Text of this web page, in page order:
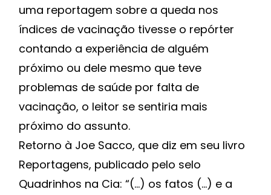
uma reportagem sobre a queda nos
índices de vacinação tivesse o repórter
contando a experiência de alguém
próximo ou dele mesmo que teve
problemas de saúde por falta de
vacinação, o leitor se sentiria mais
próximo do assunto.
Retorno à Joe Sacco, que diz em seu livro
Reportagens, publicado pelo selo
Quadrinhos na Cia: “(…) os fatos (…) e a